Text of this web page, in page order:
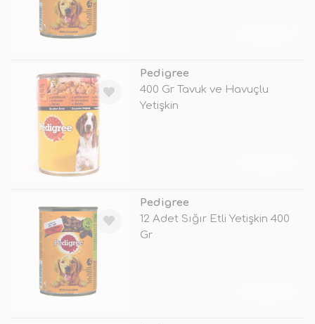
Pedigree
400 Gr Tavuk ve Havuçlu
Yetişkin
Pedigree
12 Adet Sığır Etli Yetişkin 400
Gr